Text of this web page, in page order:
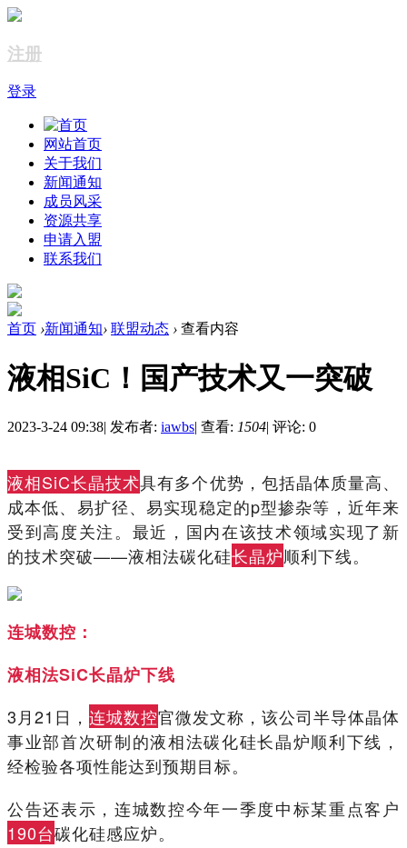
注册
登录
网站首页
关于我们
新闻通知
成员风采
资源共享
申请入盟
联系我们
首页 ›新闻通知› 联盟动态 › 查看内容
液相SiC！国产技术又一突破
2023-3-24 09:38| 发布者: iawbs| 查看: 1504| 评论: 0
液相SiC长晶技术具有多个优势，包括晶体质量高、
成本低、易扩径、易实现稳定的p型掺杂等，近年来
受到高度关注。最近，国内在该技术领域实现了新
的技术突破——液相法碳化硅长晶炉顺利下线。
连城数控：
液相法SiC长晶炉下线
3月21日， 连城数控官微发文称，该公司半导体晶体
事业部首次研制的液相法碳化硅长晶炉顺利下线，
经检验各项性能达到预期目标。
公告还表示，连城数控今年一季度中标某重点客户
190台碳化硅感应炉。